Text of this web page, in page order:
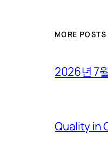
MORE POSTS
2026년 7
Quality in